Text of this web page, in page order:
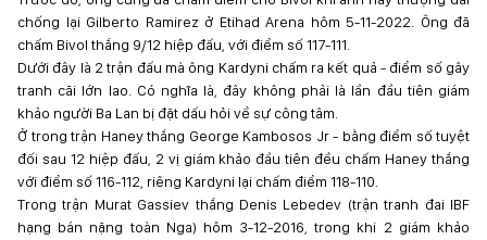
chống lại Gilberto Ramirez ở Etihad Arena hôm 5-11-2022. Ông đã
chấm Bivol thắng 9/12 hiệp đấu, với điểm số 117-111.
Dưới đây là 2 trận đấu mà ông Kardyni chấm ra kết quả - điểm số gây
tranh cãi lớn lao. Có nghĩa là, đây không phải là lần đầu tiên giám
khảo người Ba Lan bị đặt dấu hỏi về sự công tâm.
Ở trong trận Haney thắng George Kambosos Jr - bằng điểm số tuyệt
đối sau 12 hiệp đấu, 2 vị giám khảo đầu tiên đều chấm Haney thắng
với điểm số 116-112, riêng Kardyni lại chấm điểm 118-110.
Trong trận Murat Gassiev thắng Denis Lebedev (trận tranh đai IBF
hạng bán nặng toàn Nga) hôm 3-12-2016, trong khi 2 giám khảo